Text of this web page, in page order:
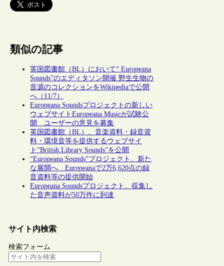
類似の記事
英国図書館（BL）において“ Europeana
Sounds”のエディタソン開催 野生生物の
音源のコレクションをWikipediaで公開
へ（11/7）
Europeana Soundsプロジェクトの新しい
ウェブサイトEuropeana Musicが試験公
開 ユーザーの意見を募集
英国図書館（BL）、音楽資料・録音資
料・環境音等を提供するウェブサイ
ト“British Library Sounds”を公開
“Europeana Sounds”プロジェクト、新た
な展開へ Europeanaで2万6,620点の録
音資料等の提供開始
Europeana Soundsプロジェクト、収集し
た音声資料が50万件に到達
サイト内検索
検索フォーム